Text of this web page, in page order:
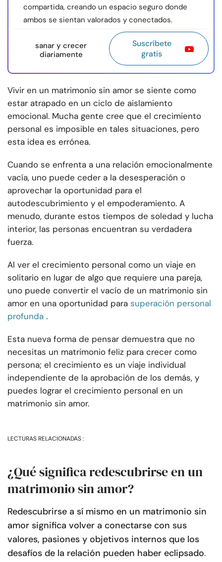
compartida, creando un espacio seguro donde
ambos se sientan valorados y conectados.
sanar y crecer
diariamente
Suscríbete
gratis
Vivir en un matrimonio sin amor se siente como
estar atrapado en un ciclo de aislamiento
emocional. Mucha gente cree que el crecimiento
personal es imposible en tales situaciones, pero
esta idea es errónea.
Cuando se enfrenta a una relación emocionalmente
vacía, uno puede ceder a la desesperación o
aprovechar la oportunidad para el
autodescubrimiento y el empoderamiento. A
menudo, durante estos tiempos de soledad y lucha
interior, las personas encuentran su verdadera
fuerza.
Al ver el crecimiento personal como un viaje en
solitario en lugar de algo que requiere una pareja,
uno puede convertir el vacío de un matrimonio sin
amor en una oportunidad para superación personal
profunda .
Esta nueva forma de pensar demuestra que no
necesitas un matrimonio feliz para crecer como
persona; el crecimiento es un viaje individual
independiente de la aprobación de los demás, y
puedes lograr el crecimiento personal en un
matrimonio sin amor.
LECTURAS RELACIONADAS :
¿Qué significa redescubrirse en un
matrimonio sin amor?
Redescubrirse a sí mismo en un matrimonio sin
amor significa volver a conectarse con sus
valores, pasiones y objetivos internos que los
desafíos de la relación pueden haber eclipsado.